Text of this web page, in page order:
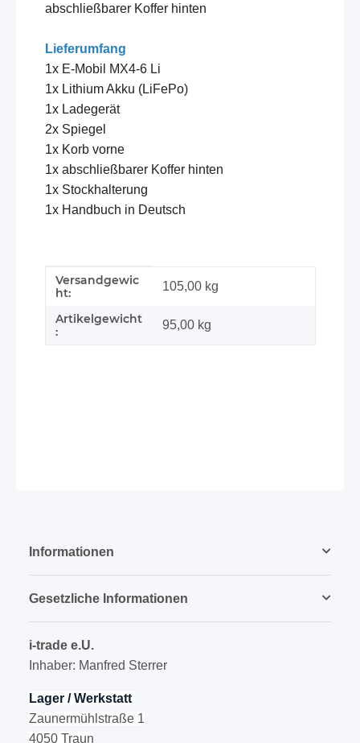
abschließbarer Koffer hinten
Lieferumfang
1x E-Mobil MX4-6 Li
1x Lithium Akku (LiFePo)
1x Ladegerät
2x Spiegel
1x Korb vorne
1x abschließbarer Koffer hinten
1x Stockhalterung
1x Handbuch in Deutsch
Produkteigenschaft
Wert
Versandgewic
ht:
105,00 kg
Artikelgewicht
:
95,00 kg
Informationen
Gesetzliche Informationen
i-trade e.U.
Inhaber: Manfred Sterrer
Lager / Werkstatt
Zaunermühlstraße 1
4050 Traun